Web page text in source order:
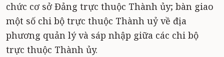
chức cơ sở Đảng trực thuộc Thành ủy; bàn giao
một số chi bộ trực thuộc Thành uỷ về địa
phương quản lý và sáp nhập giữa các chi bộ
trực thuộc Thành ủy.